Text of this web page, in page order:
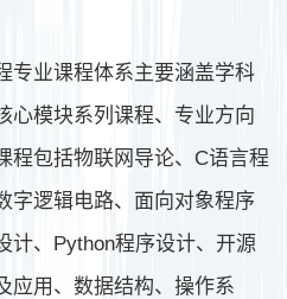
专业课程体系主要涵盖学科
心模块系列课程、专业方向
程包括物联网导论、C语言程
字逻辑电路、面向对象程序
计、Python程序设计、开源
应用、数据结构、操作系